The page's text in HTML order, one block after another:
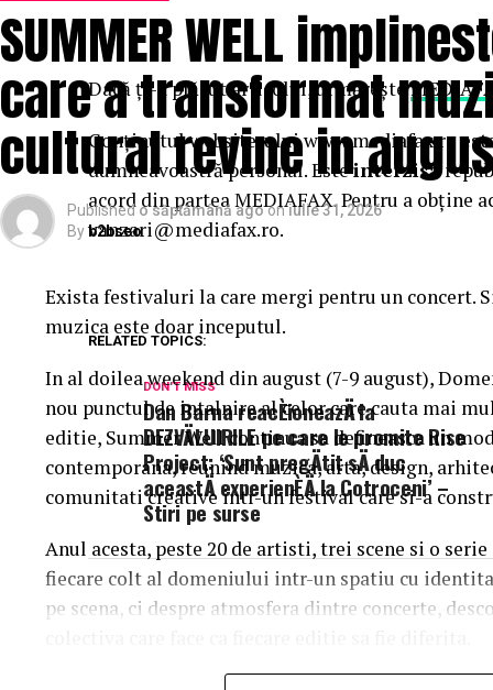
Dacă ţi-a plăcut articolul, urmăreşte
Conținutul website-ului www.mediafax.ro
dumneavoastră personal. Esteinterzisă
acord din partea MEDIAFAX. Pentru a obține
vanzari@mediafax.ro.
RELATED TOPICS:
DON'T MISS
Dan Barna reacÈioneazÄ la
DEZVÄLUIRILE pe care le promite Rise
Project: ‘Sunt pregÄtit sÄ duc
aceastÄ experienÈÄ la Cotroceni’ –
Stiri pe surse
SUMMER WELL
care a transformat
cultural revine in
Published o săptămână agoon iulie 31, 2026
Byb2bseo
Exista festivaluri la care mergi pentru un concert.
muzica este doar inceputul.
In al doilea weekend din august (7-9 august),
nou punctul de intalnire al celor care cauta mai
editie, Summer Well continua sa defineasca un
contemporana, reunind muzica, arta, design,
comunitati creative intr-un festival care si-a
Anul acesta, peste 20 de artisti, trei scene si o
fiecare colt al domeniului intr-un spatiu cu
pe scena, ci despre atmosfera dintre concerte,